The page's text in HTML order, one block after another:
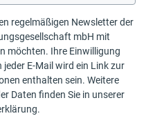
regelmäßigen Newsletter der
mbH mit
möchten. Ihre Einwilligung
jeder E-Mail wird ein Link zur
Daten finden Sie in unserer
.